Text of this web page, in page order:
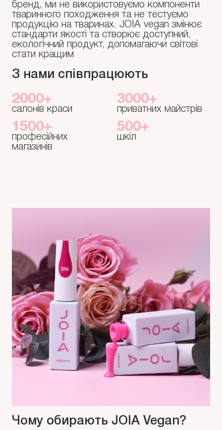
бренд, ми не використовуємо компоненти
тваринного походження та не тестуємо
продукцію на тваринах. JOIA vegan змінює
стандарти якості та створює доступний,
екологічний продукт, допомагаючи світові
стати кращим
З нами співпрацюють
2000+
салонів краси
3000+
приватних майстрів
1500+
професійних
магазинів
500+
шкіл
Чому обирають JOIA Vegan?